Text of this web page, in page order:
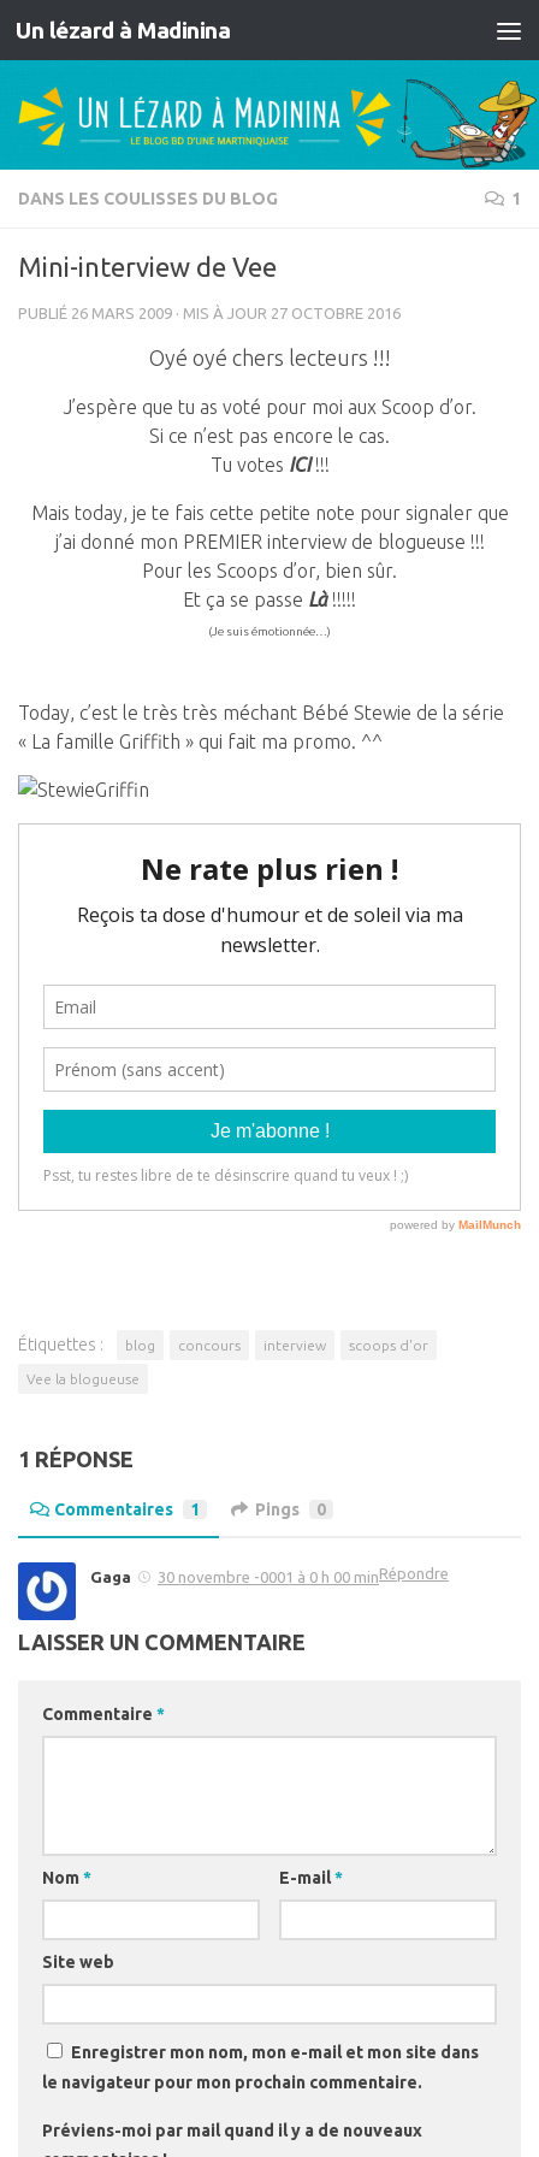
Skip to content
Un lézard à Madinina
DANS LES COULISSES DU BLOG 1
Mini-interview de Vee
PUBLIÉ 26 MARS 2009 · MIS À JOUR 27 OCTOBRE 2016
Oyé oyé chers lecteurs !!!
J’espère que tu as voté pour moi aux Scoop d’or.
Si ce n’est pas encore le cas.
Tu votes ICI!!!
Mais today, je te fais cette petite note pour signaler que
j’ai donné mon PREMIER interview de blogueuse !!!
Pour les Scoops d’or, bien sûr.
Et ça se passe Là!!!!!
(Je suis émotionnée…)
Today, c’est le très très méchant Bébé Stewie de la série
« La famille Griffith » qui fait ma promo. ^^
Étiquettes : blog concours interview scoops d'or
Vee la blogueuse
1 RÉPONSE
Commentaires 1 Pings 0
Gaga 30 novembre -0001 à 0 h 00 minRépondre
LAISSER UN COMMENTAIRE
Commentaire *
Nom * E-mail*
Site web
Enregistrer mon nom, mon e-mail et mon site dans
le navigateur pour mon prochain commentaire.
Préviens-moi par mail quand il y a de nouveaux